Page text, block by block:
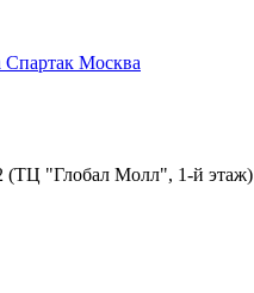
(ТЦ "Глобал Молл", 1-й этаж)